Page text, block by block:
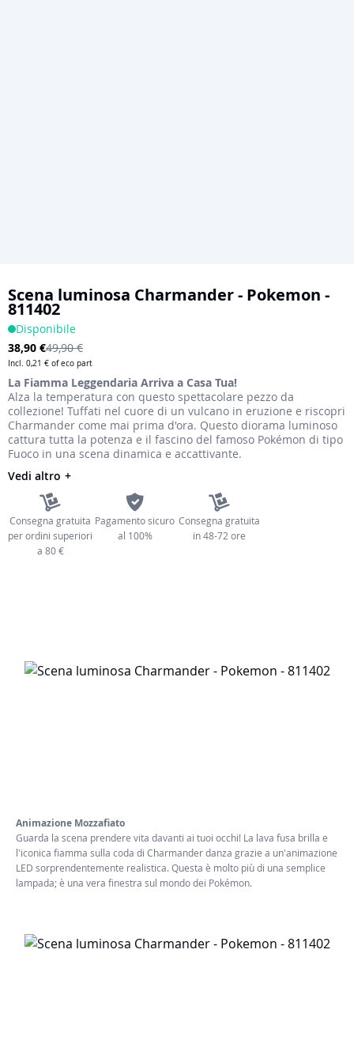
all'inizio
della
galleria
di
immagini
Scena luminosa Charmander - Pokemon -
811402
Disponibile
49,90 €
38,90 €
Incl. 0,21 € of eco part
La Fiamma Leggendaria Arriva a Casa Tua!
Alza la temperatura con questo spettacolare pezzo da
collezione! Tuffati nel cuore di un vulcano in eruzione e riscopri
Charmander come mai prima d'ora. Questo diorama luminoso
cattura tutta la potenza e il fascino del famoso Pokémon di tipo
Fuoco in una scena dinamica e accattivante.
Vedi altro
Consegna gratuita
per ordini superiori
a 80 €
Pagamento sicuro
al 100%
Consegna gratuita
in 48-72 ore
Animazione Mozzafiato
Guarda la scena prendere vita davanti ai tuoi occhi! La lava fusa brilla e
l'iconica fiamma sulla coda di Charmander danza grazie a un'animazione
LED sorprendentemente realistica. Questa è molto più di una semplice
lampada; è una vera finestra sul mondo dei Pokémon.